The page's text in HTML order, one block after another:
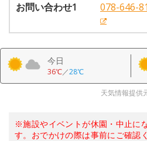
お問い合わせ1
078-646-
今日
36℃／28℃
天気情報提供
※施設やイベントが休園・中止に
す。おでかけの際は事前にご確認